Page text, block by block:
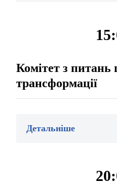
Комітет з питань
трансформації
Детальніше